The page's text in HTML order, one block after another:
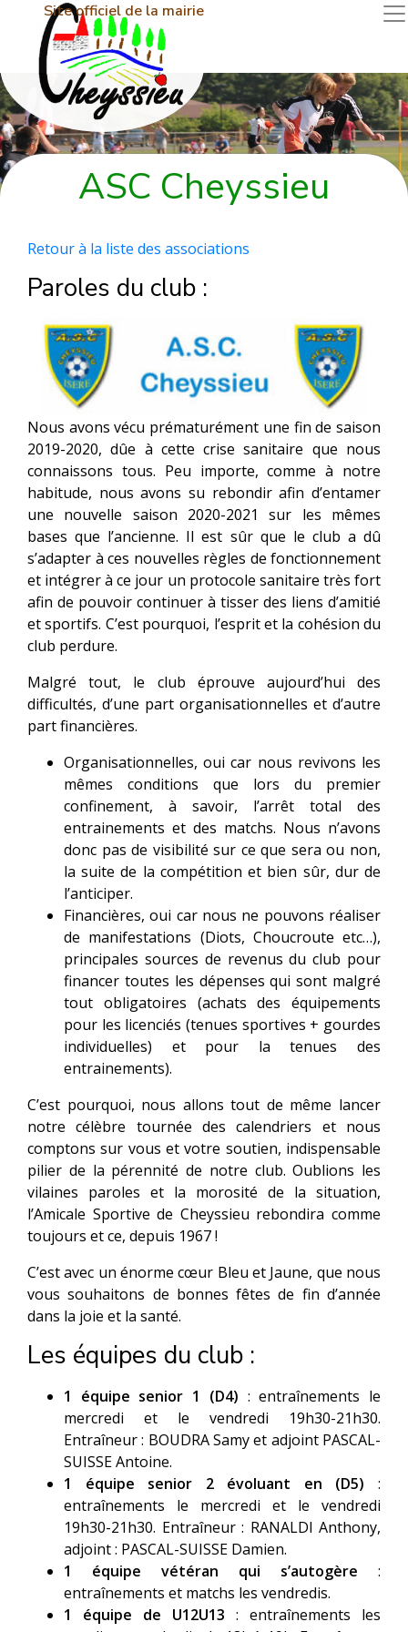
Site officiel de la mairie
ASC Cheyssieu
Retour à la liste des associations
Paroles du club :
Nous avons vécu prématurément une fin de saison
2019-2020, dûe à cette crise sanitaire que nous
connaissons tous. Peu importe, comme à notre
habitude, nous avons su rebondir afin d’entamer
une nouvelle saison 2020-2021 sur les mêmes
bases que l’ancienne. Il est sûr que le club a dû
s’adapter à ces nouvelles règles de fonctionnement
et intégrer à ce jour un protocole sanitaire très fort
afin de pouvoir continuer à tisser des liens d’amitié
et sportifs. C’est pourquoi, l’esprit et la cohésion du
club perdure.
Malgré tout, le club éprouve aujourd’hui des
difficultés, d’une part organisationnelles et d’autre
part financières.
Organisationnelles, oui car nous revivons les
mêmes conditions que lors du premier
confinement, à savoir, l’arrêt total des
entrainements et des matchs. Nous n’avons
donc pas de visibilité sur ce que sera ou non,
la suite de la compétition et bien sûr, dur de
l’anticiper.
Financières, oui car nous ne pouvons réaliser
de manifestations (Diots, Choucroute etc…),
principales sources de revenus du club pour
financer toutes les dépenses qui sont malgré
tout obligatoires (achats des équipements
pour les licenciés (tenues sportives + gourdes
individuelles) et pour la tenues des
entrainements).
C’est pourquoi, nous allons tout de même lancer
notre célèbre tournée des calendriers et nous
comptons sur vous et votre soutien, indispensable
pilier de la pérennité de notre club. Oublions les
vilaines paroles et la morosité de la situation,
l’Amicale Sportive de Cheyssieu rebondira comme
toujours et ce, depuis 1967 !
C’est avec un énorme cœur Bleu et Jaune, que nous
vous souhaitons de bonnes fêtes de fin d’année
dans la joie et la santé.
Les équipes du club :
1 équipe senior 1 (D4) : entraînements le
mercredi et le vendredi 19h30-21h30.
Entraîneur : BOUDRA Samy et adjoint PASCAL-
SUISSE Antoine.
1 équipe senior 2 évoluant en (D5) :
entraînements le mercredi et le vendredi
19h30-21h30. Entraîneur : RANALDI Anthony,
adjoint : PASCAL-SUISSE Damien.
1 équipe vétéran qui s’autogère :
entraînements et matchs les vendredis.
1 équipe de U12U13 : entraînements les